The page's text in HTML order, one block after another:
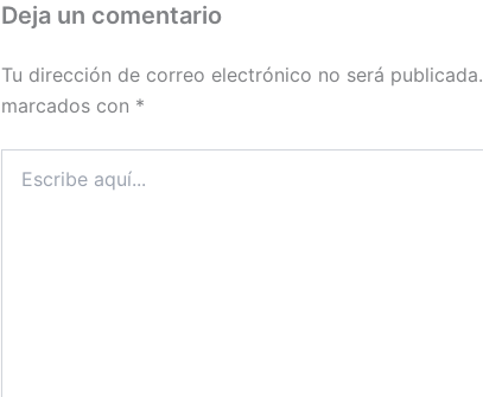
Deja un comentario
Tu dirección de correo electrónico no será publicada.
marcados con *
aquí...